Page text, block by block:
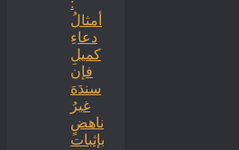
:
أمثالُ
دعاءِ
كميلِ
فإن
سندَهَ
غيرُ
ناهضٍ
بإثبات